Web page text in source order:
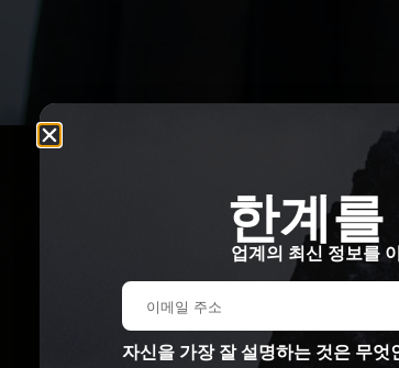
그들의
이 브랜드의 제품
한계
업계의 최신 정보를
자신을 가장 잘 설명하는 것은 무엇